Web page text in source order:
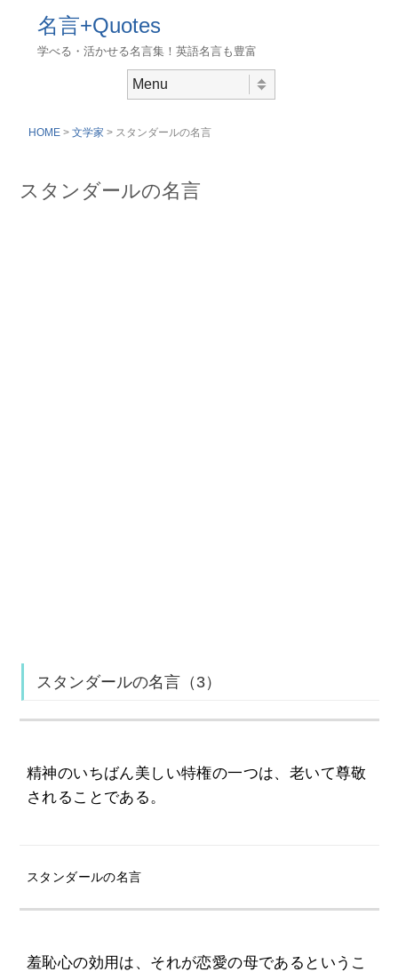
名言+Quotes
学べる・活かせる名言集！英語名言も豊富
HOME > 文学家 > スタンダールの名言
スタンダールの名言
スタンダールの名言（3）
精神のいちばん美しい特権の一つは、老いて尊敬
されることである。
スタンダールの名言
羞恥心の効用は、それが恋愛の母であるというこ